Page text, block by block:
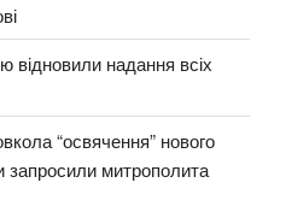
надання всіх
“освячення” нового
запросили митрополита